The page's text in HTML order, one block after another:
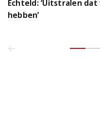
Echteld: ‘Uitstralen
hebben’